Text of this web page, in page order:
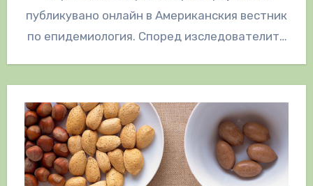
публикувано онлайн в Американския вестник
по епидемиология. Според изследователите